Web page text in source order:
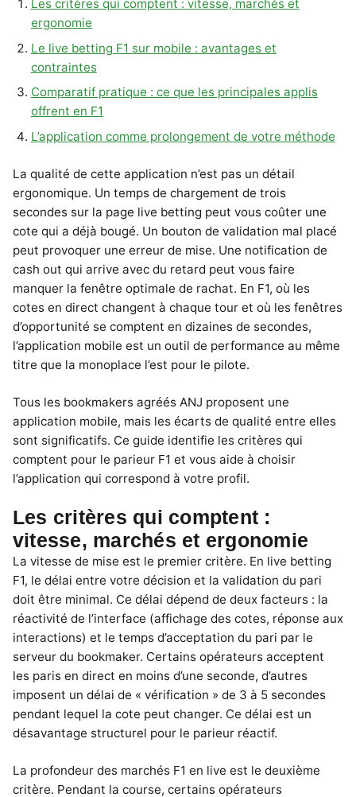
Les critères qui comptent : vitesse, marchés et
ergonomie
Le live betting F1 sur mobile : avantages et
contraintes
Comparatif pratique : ce que les principales applis
offrent en F1
L’application comme prolongement de votre méthode
La qualité de cette application n’est pas un détail
ergonomique. Un temps de chargement de trois
secondes sur la page live betting peut vous coûter une
cote qui a déjà bougé. Un bouton de validation mal placé
peut provoquer une erreur de mise. Une notification de
cash out qui arrive avec du retard peut vous faire
manquer la fenêtre optimale de rachat. En F1, où les
cotes en direct changent à chaque tour et où les fenêtres
d’opportunité se comptent en dizaines de secondes,
l’application mobile est un outil de performance au même
titre que la monoplace l’est pour le pilote.
Tous les bookmakers agréés ANJ proposent une
application mobile, mais les écarts de qualité entre elles
sont significatifs. Ce guide identifie les critères qui
comptent pour le parieur F1 et vous aide à choisir
l’application qui correspond à votre profil.
Les critères qui comptent :
vitesse, marchés et ergonomie
La vitesse de mise est le premier critère. En live betting
F1, le délai entre votre décision et la validation du pari
doit être minimal. Ce délai dépend de deux facteurs : la
réactivité de l’interface (affichage des cotes, réponse aux
interactions) et le temps d’acceptation du pari par le
serveur du bookmaker. Certains opérateurs acceptent
les paris en direct en moins d’une seconde, d’autres
imposent un délai de « vérification » de 3 à 5 secondes
pendant lequel la cote peut changer. Ce délai est un
désavantage structurel pour le parieur réactif.
La profondeur des marchés F1 en live est le deuxième
critère. Pendant la course, certains opérateurs